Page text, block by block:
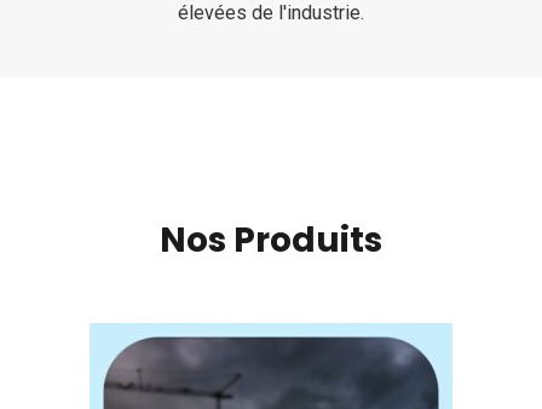
élevées de l'industrie.
Nos Produits